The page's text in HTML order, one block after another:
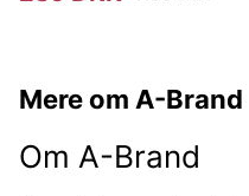
Mere om A-Brand
Om A-Brand